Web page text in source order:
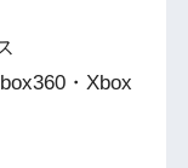
・Xbox